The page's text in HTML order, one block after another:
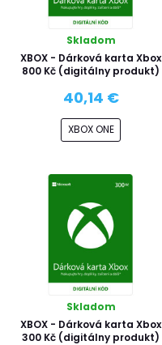
Skladom
XBOX - Dárková karta Xbox
800 Kč (digitálny produkt)
40,14 €
XBOX ONE
Skladom
XBOX - Dárková karta Xbox
300 Kč (digitálny produkt)